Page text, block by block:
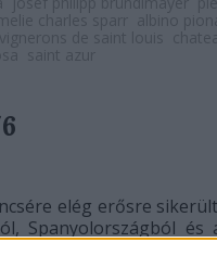
elég erősre
Spanyolországból
közül pedig Alsace,